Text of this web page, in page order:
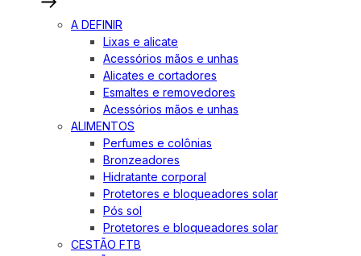
A DEFINIR
Lixas e alicate
Acessórios mãos e unhas
Alicates e cortadores
Esmaltes e removedores
Acessórios mãos e unhas
ALIMENTOS
Perfumes e colônias
Bronzeadores
Hidratante corporal
Protetores e bloqueadores solar
Pós sol
Protetores e bloqueadores solar
CESTÃO FTB